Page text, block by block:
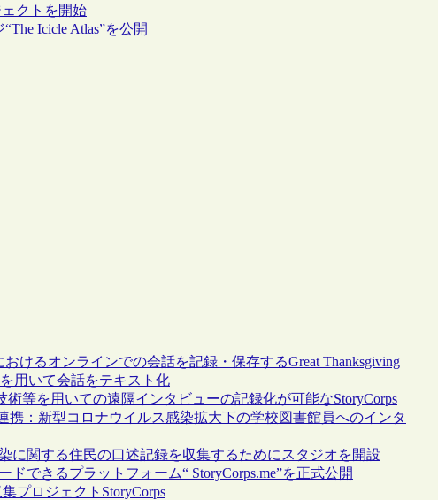
ェクトを開始
Icicle Atlas”を公開
けるオンラインでの会話を記録・保存するGreat Thanksgiving
用いて会話をテキスト化
等を用いての遠隔インタビューの記録化が可能なStoryCorps
携：新型コロナウイルス感染拡大下の学校図書館員へのインタ
に関する住民の口述記録を収集するためにスタジオを開設
できるプラットフォーム“ StoryCorps.me”を正式公開
プロジェクトStoryCorps